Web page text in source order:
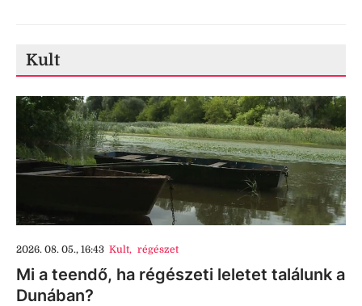
Kult
2026. 08. 05., 16:43 Kult, régészet
Mi a teendő, ha régészeti leletet találunk a
Dunában?